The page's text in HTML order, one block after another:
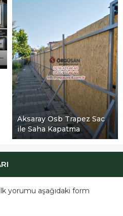
Aksaray Osb Trapez Sac
ile Saha Kapatma
yorumu aşağıdaki form